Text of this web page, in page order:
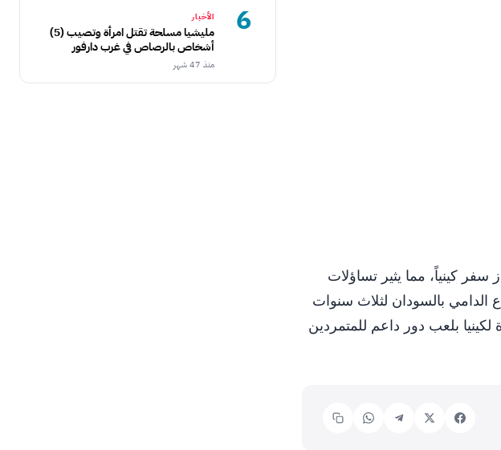
كينياً، مما يثير تساؤلات
الدامي بالسودان لثلاث سنوات
بلعب دور داعم للمتمردين
6 الأخبار
مليشيا مسلحة تقتل امرأة وتصيب (5)
أشخاص بالرصاص في غرب دارفور
منذ 47 شهر